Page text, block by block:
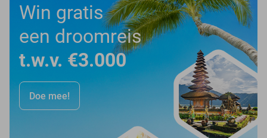
Win gratis
een droomreis
t.w.v. €3.000
Doe mee!